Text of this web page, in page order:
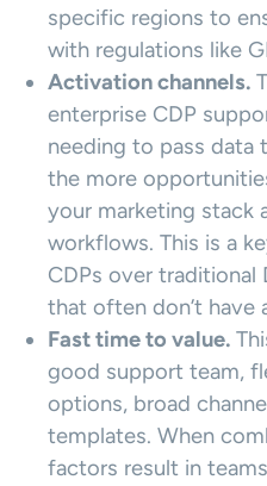
specific regions to
with regulations like
Activationchannels.
enterprise CDP
needing to pass
the more
your marketing stack
workflows. This is a
CDPs over traditional
that often don’t have
Fast time to value.
good support team,
options, broad
templates. When
factors result in